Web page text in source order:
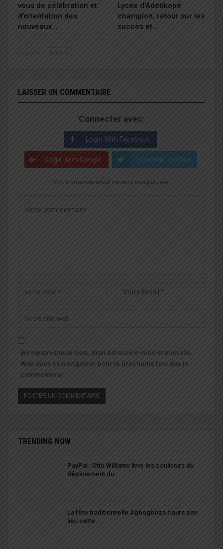
vous de célébration et
d’orientation des
nouveaux…
Lycée d’Adétikopé
champion, retour sur les
succès et…
NEXT
LAISSER UN COMMENTAIRE
Connecter avec:
Login With Facebook
Login With Google Login With Twitter
Votre adresse email ne sera pas publiée.
Enregistrez mon nom, mon adresse e-mail et mon site
Web dans ce navigateur pour la prochaine fois que je
commenterai.
TRENDING NOW
PayPal : Otto Williams livre les coulisses du
déploiement du…
La fête traditionnelle Agbogboza n’aura pas
lieu cette…